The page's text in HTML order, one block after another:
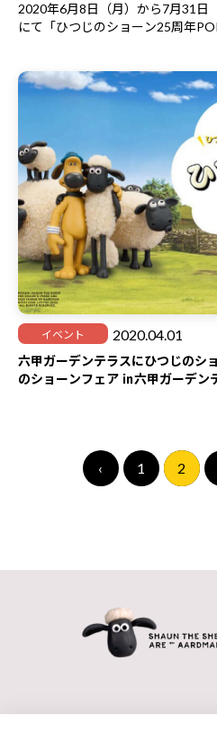
2020年6月8日（月）から7月31日
にて「ひつじのショーン25周年
ひつじのショーンが生誕して25周
しい表情のショーングッズ満載で
営業時間は東急ハンズ広島店のHP
こちら
イベント 2020.04.01
六甲ガーデンテラスにひつじのシ
のショーンフェア ㏌六甲ガーデン
‹ 1 2